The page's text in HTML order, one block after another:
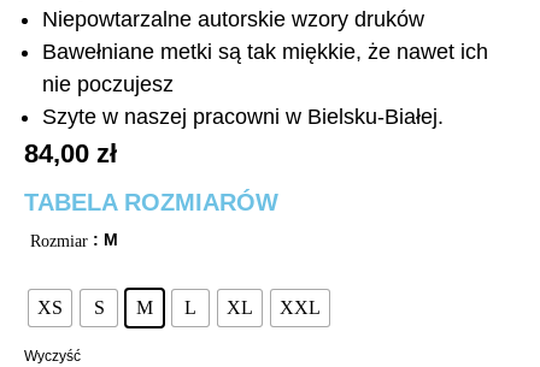
Niepowtarzalne autorskie wzory druków
Bawełniane metki są tak miękkie, że nawet ich
nie poczujesz
Szyte w naszej pracowni w Bielsku-Białej.
84,00 zł
TABELA ROZMIARÓW
Rozmiar : M
XS S M L XL XXL
Wyczyść